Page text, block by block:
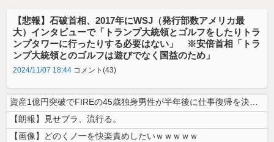
【悲報】石破首相、2017年にWSJ（発行部数アメリカ最
大）インタビューで「トランプ大統領とゴルフをしたりトラ
ンプタワーに行ったりする必要はない」 ※安倍首相「トラ
ンプ大統領とのゴルフは遊びでなく国益のため」
2024/11/07 18:44 コメント(43)
資産1億円突破でFIREの45歳独身男性が半年後に仕事復帰を決意した「...
【朗報】見せブラ、流行る。
【画像】どのくノ一を快楽責めしたいｗｗｗｗｗ